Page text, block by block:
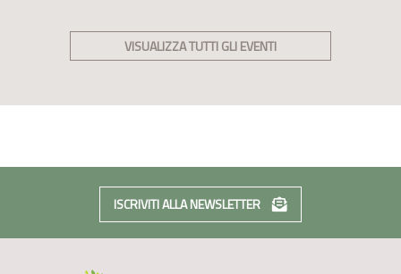
VISUALIZZA TUTTI GLI EVENTI
ISCRIVITI ALLA NEWSLETTER